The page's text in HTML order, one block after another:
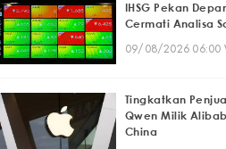
IHSG Pekan
Cermati Analisa
09/08/2026 06:00
Tingkatkan
Qwen Milik
China